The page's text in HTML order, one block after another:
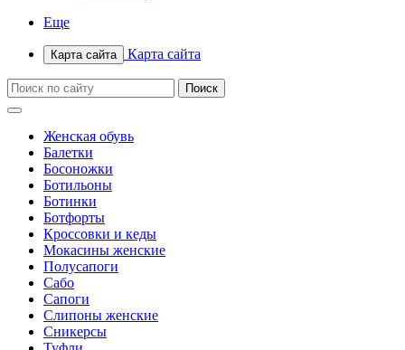
Еще
Карта сайта Карта сайта
Женская обувь
Балетки
Босоножки
Ботильоны
Ботинки
Ботфорты
Кроссовки и кеды
Мокасины женские
Полусапоги
Сабо
Сапоги
Слипоны женские
Сникерсы